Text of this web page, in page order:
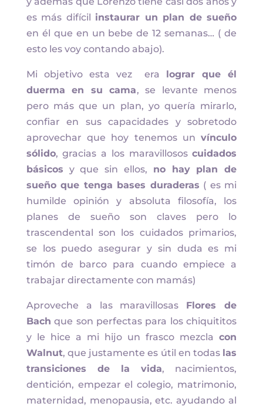
es más difícil instaurar un plan de sueño
en él que en un bebe de 12 semanas… ( de
esto les voy contando abajo).
Mi objetivo esta vez era lograr que él
duerma en su cama, se levante menos
pero más que un plan, yo quería mirarlo,
confiar en sus capacidades y sobretodo
aprovechar que hoy tenemos unvínculo
sólido, gracias a los maravillososcuidados
básicos y que sin ellos, no hay plan de
sueño que tenga bases duraderas ( es mi
humilde opinión y absoluta filosofía, los
planes de sueño son claves pero lo
trascendental son los cuidados primarios,
se los puedo asegurar y sin duda es mi
timón de barco para cuando empiece a
trabajar directamente con mamás)
Aproveche a las maravillosas Flores de
Bach que son perfectas para los chiquititos
y le hice a mi hijo un frasco mezclacon
Walnut, que justamente es útil en todas las
transiciones de la vida, nacimientos,
dentición, empezar el colegio, matrimonio,
maternidad, menopausia, etc. ayudando al